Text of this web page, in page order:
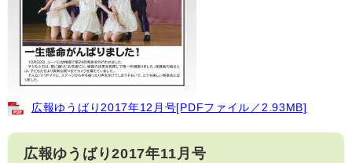
広報ゆうばり2017年12月号[PDFファイル／2.93MB]
広報ゆうばり2017年11月号